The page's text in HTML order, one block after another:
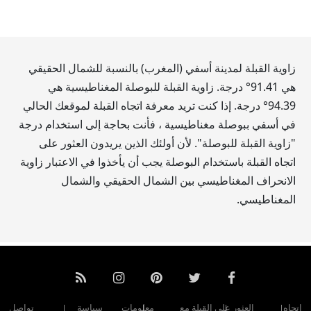
زاوية القبلة لمدينة أسفي (المغرب) بالنسبة للشمال الحقيقي
هي 91.41° درجة. زاوية القبلة للبوصلة المغناطيسية هي
94.39° درجة. إذا كنت تريد معرفة اتجاه القبلة لموقعك الحالي
في أسفي ببوصلة مغناطيسية ، فأنت بحاجة إلى استخدام درجة
"زاوية القبلة للبوصلة". لأن أولئك الذين يريدون العثور على
اتجاه القبلة باستخدام البوصلة يجب أن يأخذوا في الاعتبار زاوية
الانحراف المغناطيسي بين الشمال الحقيقي والشمال
المغناطيسي.
اتجاه العثور على القبلة مع معلومات سياسة تواصل